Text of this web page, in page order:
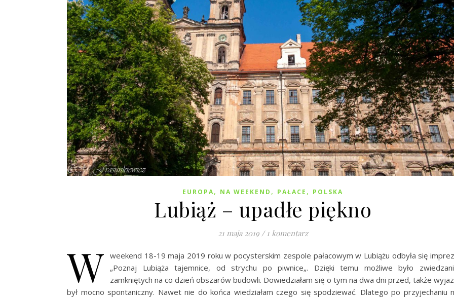
EUROPA, NA WEEKEND , PAŁACE , POLSKA
Lubiąż – upadłe piękno
21 maja 2019 / 1 komentarz
W weekend 18-19 maja 2019 roku w pocysterskim zespole pałacowym w Lubiążu odbyła się
„Poznaj Lubiąża tajemnice, od strychu po piwnice„. Dzięki temu możliwe było
zamkniętych na co dzień obszarów budowli. Dowiedziałam się o tym na dwa dni przed, także
był mocno spontaniczny. Nawet nie do końca wiedziałam czego się spodziewać. Dlatego po przyjechaniu